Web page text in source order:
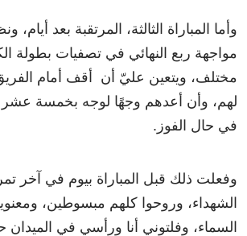
وأما المباراة الثالثة، المرتقبة بعد أيام،
مواجهة ربع النهائي في تصفيات بطولة
مختلف، ويتعين عليّ أن أقف أمام
لهم، وأن أعدهم وجهًا لوجه بخمسة
في حال الفوز.
وفعلت ذلك قبل المباراة بيوم في آخر
الشهداء، وروحوا كلهم مبسوطين،
السماء، وفلتوني أنا ورأسي في